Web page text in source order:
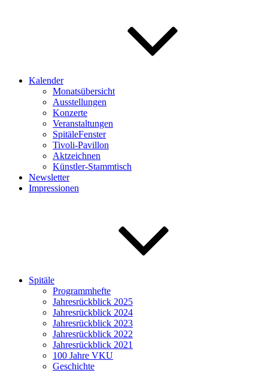
Kalender
Monatsübersicht
Ausstellungen
Konzerte
Veranstaltungen
SpitäleFenster
Tivoli-Pavillon
Aktzeichnen
Künstler-Stammtisch
Newsletter
Impressionen
Spitäle
Programmhefte
Jahresrückblick 2025
Jahresrückblick 2024
Jahresrückblick 2023
Jahresrückblick 2022
Jahresrückblick 2021
100 Jahre VKU
Geschichte